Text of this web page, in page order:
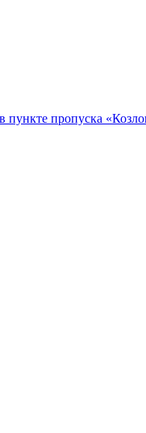
пункте пропуска